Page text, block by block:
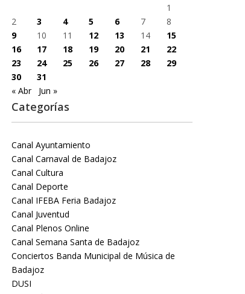
1
2
3 4 5 6 7
8
9
10 11 12 13 14
15
16
17 18 19 20 21
22
23
24 25 26 27 28
29
30
31
« Abr
Jun »
Categorías
Canal Ayuntamiento
Canal Carnaval de Badajoz
Canal Cultura
Canal Deporte
Canal IFEBA Feria Badajoz
Canal Juventud
Canal Plenos Online
Canal Semana Santa de Badajoz
Conciertos Banda Municipal de Música de
Badajoz
DUSI